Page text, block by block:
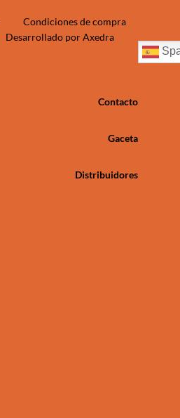
Condiciones de compra
Desarrollado por Axedra
Contacto
Gaceta
Distribuidores